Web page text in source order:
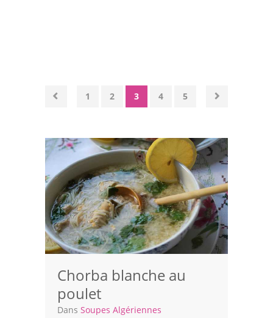
Epices
Couscous
Tajines
Viandes
Poissons
Cuisines Orientales
Pâtisseries Orientales
1 2 3 4 5
Chorba blanche au
poulet
Dans Soupes Algériennes